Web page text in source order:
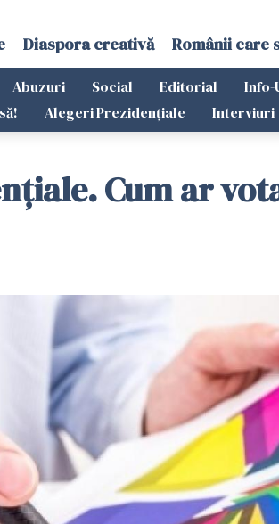
Diaspora creativă Românii care
Abuzuri Social Editorial Info-
Alegeri Prezidențiale Interviuri
Cum ar